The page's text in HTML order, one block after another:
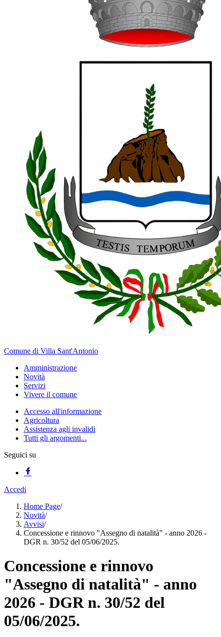
Comune di Villa Sant'Antonio
Amministrazione
Novità
Servizi
Vivere il comune
Accesso all'informazione
Agricoltura
Assistenza agli invalidi
Tutti gli argomenti...
Seguici su
Accedi
Home Page/
Novità/
Avvisi/
Concessione e rinnovo "Assegno di natalità" - anno 2026 -
DGR n. 30/52 del 05/06/2025.
Concessione e rinnovo
"Assegno di natalità" - anno
2026 - DGR n. 30/52 del
05/06/2025.